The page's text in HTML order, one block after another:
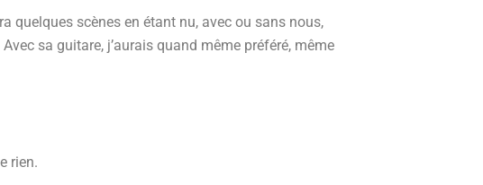
quelques scènes en étant nu, avec ou sans nous,
sa guitare, j’aurais quand même préféré, même
rien.